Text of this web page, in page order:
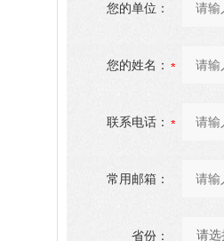
您的单位：
您的姓名：
联系电话：
常用邮箱：
省份：